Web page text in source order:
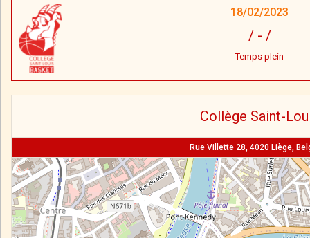
18/02/2023
/- /
Temps plein
Collège Saint-
Rue Villette 28, 4020 Liège,